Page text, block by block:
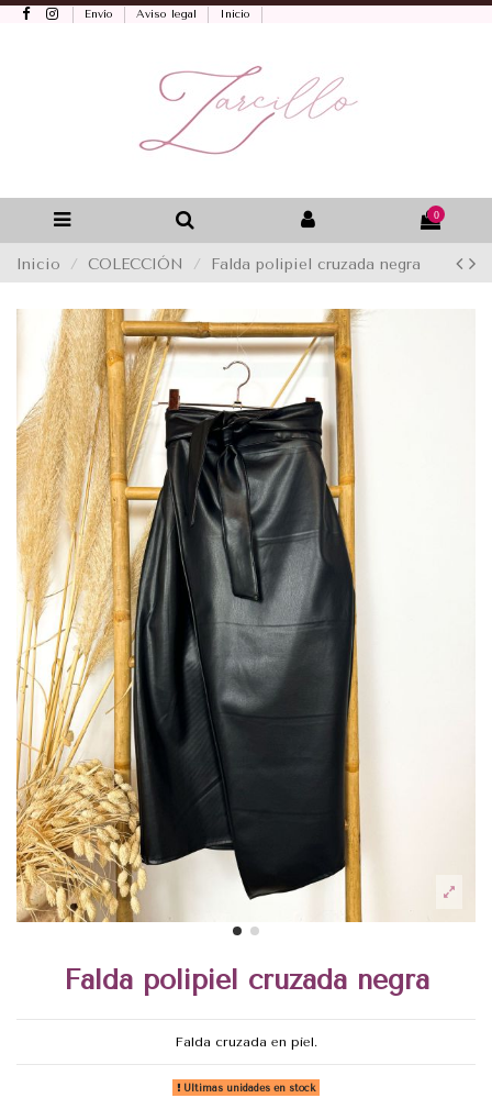
Envío Aviso legal Inicio
0
Inicio COLECCIÓN Falda polipiel cruzada negra
Falda polipiel cruzada negra
Falda cruzada en piel.
Últimas unidades en stock